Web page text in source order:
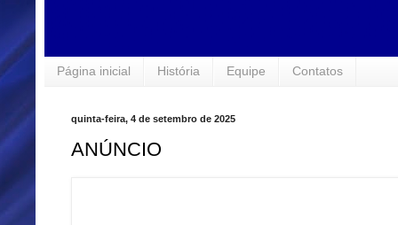
Página inicial História Equipe Contatos
quinta-feira, 4 de setembro de 2025
ANÚNCIO